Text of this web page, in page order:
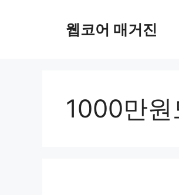
웹코어 매거진
1000만원